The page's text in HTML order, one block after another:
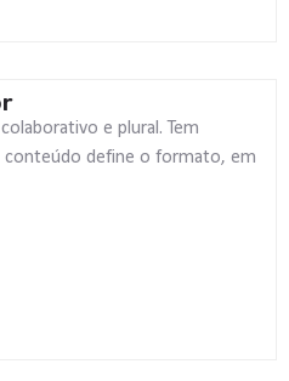
e plural. Tem
conteúdo define o formato, em